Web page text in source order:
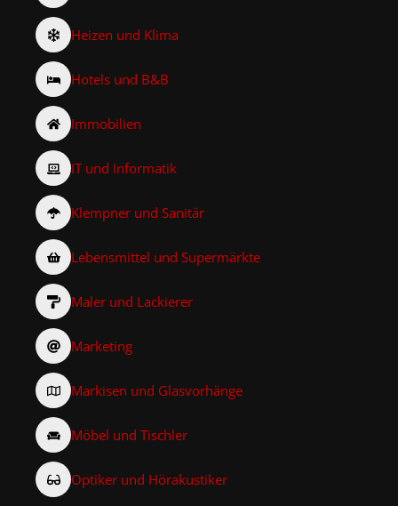
Heizen und Klima
Hotels und B&B
Immobilien
IT und Informatik
Klempner und Sanitär
Lebensmittel und Supermärkte
Maler und Lackierer
Marketing
Markisen und Glasvorhänge
Möbel und Tischler
Optiker und Hörakustiker